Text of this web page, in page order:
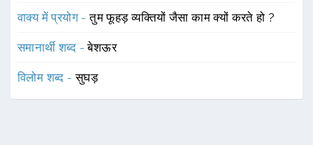
वाक्य में प्रयोग -तुम फूहड़ व्यक्तियों जैसा काम क्यों करते हो ?
समानार्थी शब्द -बेशऊर
विलोम शब्द -सुघड़